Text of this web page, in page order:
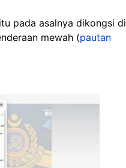
pada asalnya dikongsi di
mewah (pautan